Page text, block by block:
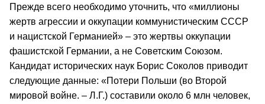
Прежде всего необходимо уточнить, что «миллионы
жертв агрессии и оккупации коммунистическим СССР
и нацистской Германией» – это жертвы оккупации
фашистской Германии, а не Советским Союзом.
Кандидат исторических наук Борис Соколов приводит
следующие данные: «Потери Польши (во Второй
мировой войне. – Л.Г.) составили около 6 млн человек,